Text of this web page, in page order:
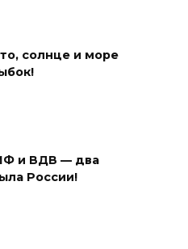
солнце и море
и ВДВ — два
России!